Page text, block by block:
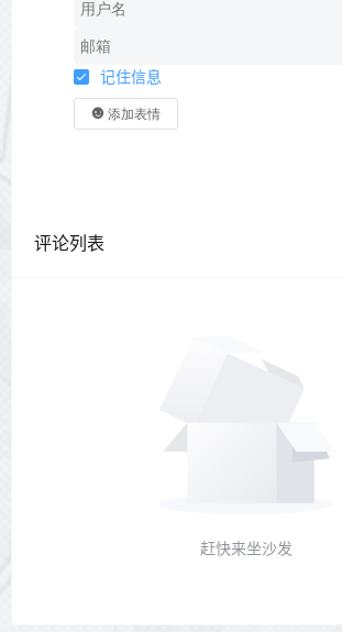
记住信息
添加表情
评论列表
赶快来坐沙发